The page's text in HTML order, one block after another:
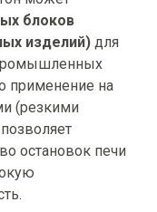
блоков
изделий) для
применение на
(резкими
остановок печи